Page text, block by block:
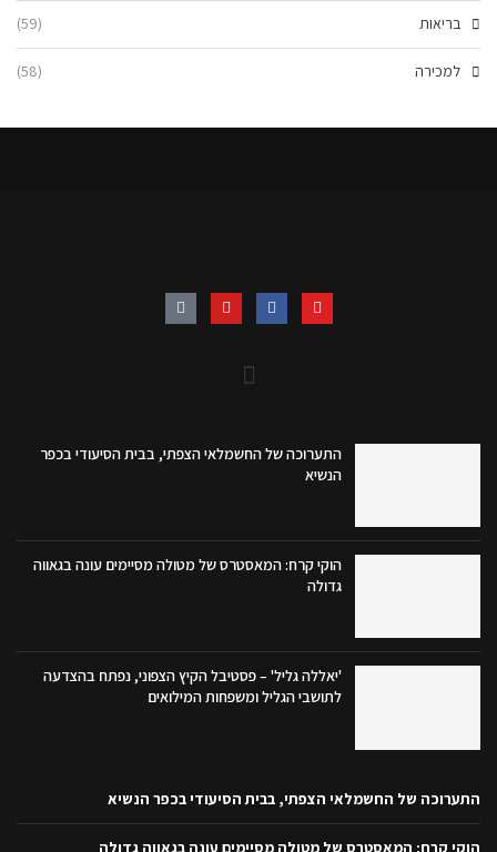
בריאות (59)
למכירה (58)
התערוכה של החשמלאי הצפתי, בבית הסיעודי בכפר
הנשיא
הוקי קרח: המאסטרס של מטולה מסיימים עונה בגאווה
גדולה
'יאללה גליל' – פסטיבל הקיץ הצפוני, נפתח בהצדעה
לתושבי הגליל ומשפחות המילואים
התערוכה של החשמלאי הצפתי, בבית הסיעודי בכפר הנשיא
הוקי קרח: המאסטרס של מטולה מסיימים עונה בגאווה גדולה